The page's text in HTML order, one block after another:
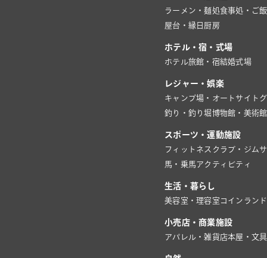
ラーメン・麺処食事処・ご
屋台・縁日 厨房
ホテル・宿・式場
ホテル旅館・宿結婚式場
レジャー・娯楽
キャンプ場・オートサイト
釣り・釣り堀博物館・美術館
スポーツ・運動施設
フィットネスクラブ・ジム
馬・乗馬アクティビティ
生活・暮らし
美容室・理容室 コインラン
小売店・商業施設
アパレル・雑貨店本屋・文